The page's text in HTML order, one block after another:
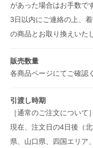
があった場合はお手数で
3日以内にご連絡の上、
の商品とお取り換えいた
販売数量
各商品ページにてご確認
引渡し時期
［通常のご注文について］
現在、注文日の4日後（
県、山口県、四国エリア